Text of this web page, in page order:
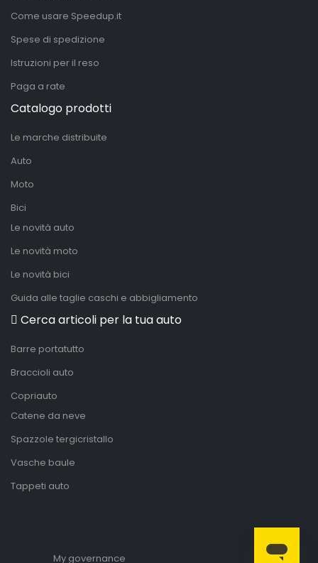
Come usare Speedup.it
Spese di spedizione
Istruzioni per il reso
Paga a rate
Catalogo prodotti
Le marche distribuite
Auto
Moto
Bici
Le novità auto
Le novità moto
Le novità bici
Guida alle taglie caschi e abbigliamento
Cerca articoli per la tua auto
Barre portatutto
Braccioli auto
Copriauto
Catene da neve
Spazzole tergicristallo
Vasche baule
Tappeti auto
My governance